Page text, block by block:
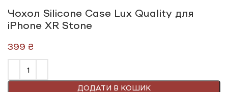
Чохол Silicone Сase Lux Quality для
iPhone XR Stone
₴
ДОДАТИ В КОШИК